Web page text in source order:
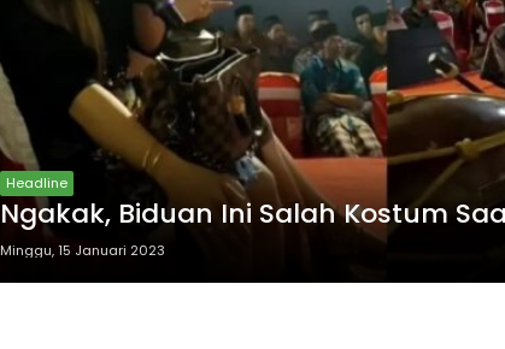
Headline
Ngakak, Biduan Ini Salah Kostum
Minggu, 15 Januari 2023